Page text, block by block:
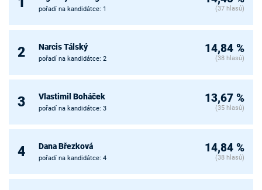
pořadí na kandidátce: 1 (37 hlasů)
2 Narcis Tálský
pořadí na kandidátce: 2
14,84 %
(38 hlasů)
3 Vlastimil Boháček
pořadí na kandidátce: 3
13,67 %
(35 hlasů)
4 Dana Březková
pořadí na kandidátce: 4
14,84 %
(38 hlasů)